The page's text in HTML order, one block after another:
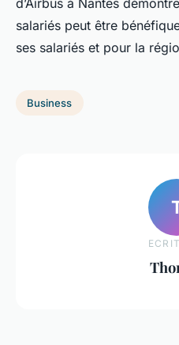
d’Airbus à Nantes
salariés peut être
ses salariés et pour la
Business